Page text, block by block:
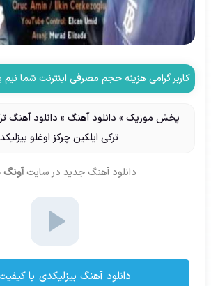
کاربر گرامی هزینه حجم مصرفی اینترنت شما
پخش موزیک » دانلود آهنگ » دانلود آهنگ
ترکی ایلکین چرکز اوغلو
دانلود آهنگ جدید در سایت آونگ
دانلود آهنگ بیزلیکدی با کیفیت